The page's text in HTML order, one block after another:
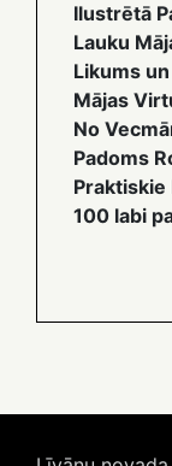
Ilustrētā
Lauku
Likums
Mājas
No
Padoms
Praktiskie
100 labi